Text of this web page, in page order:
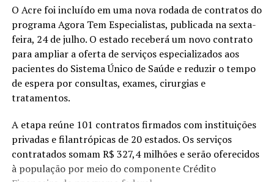
RELATED TOPICS: DESTAQUEPOP
MINISTÉRIO DA SAÚDE
SÃO PAULO
SARAMPO VACINA CONTRA SARAMPO
UP NEXT
Ministério da Saúde investe R$ 12,5 milhões em veículos,
ambulâncias e saúde bucal no Acre
SBIm realiza jornada em Rio Branco para reforçar
vacinação e atualizar profissionais de saúde
O Acre foi incluído em uma nova rodada de contratos do
programa Agora Tem Especialistas, publicada na sexta-
feira, 24 de julho. O estado receberá um novo contrato
para ampliar a oferta de serviços especializados aos
pacientes do Sistema Único de Saúde e reduzir o tempo
de espera por consultas, exames, cirurgias e
tratamentos.
A etapa reúne 101 contratos firmados com instituições
privadas e filantrópicas de 20 estados. Os serviços
contratados somam R$ 327,4 milhões e serão oferecidos
à população por meio do componente Crédito